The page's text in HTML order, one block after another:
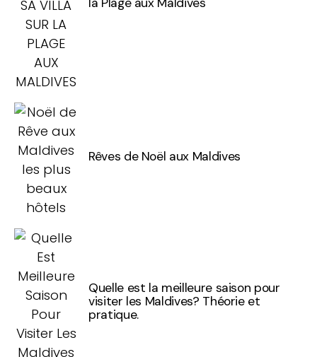
la Plage aux Maldives
Rêves de Noël aux Maldives
Quelle est la meilleure saison pour
visiter les Maldives? Théorie et
pratique.